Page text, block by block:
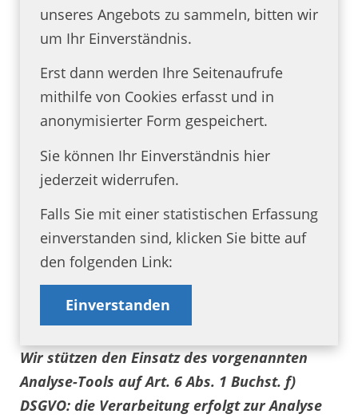
unseres Angebots zu sammeln, bitten wir
um Ihr Einverständnis.
Erst dann werden Ihre Seitenaufrufe
mithilfe von Cookies erfasst und in
anonymisierter Form gespeichert.
Sie können Ihr Einverständnis hier
jederzeit widerrufen.
Falls Sie mit einer statistischen Erfassung
einverstanden sind, klicken Sie bitte auf
den folgenden Link:
Einverstanden
Wir stützen den Einsatz des vorgenannten
Analyse-Tools auf Art. 6 Abs. 1 Buchst. f)
DSGVO: die Verarbeitung erfolgt zur Analyse